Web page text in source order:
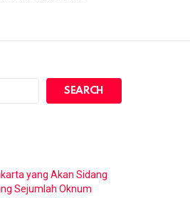
SEARCH
yang Akan Sidang
Sejumlah Oknum